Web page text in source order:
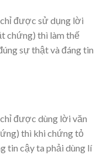
được sử dụng lời
chứng) thì làm thế
sự thật và đáng tin
được dùng lời văn
thì khi chứng tỏ
tin cậy ta phải dùng lí